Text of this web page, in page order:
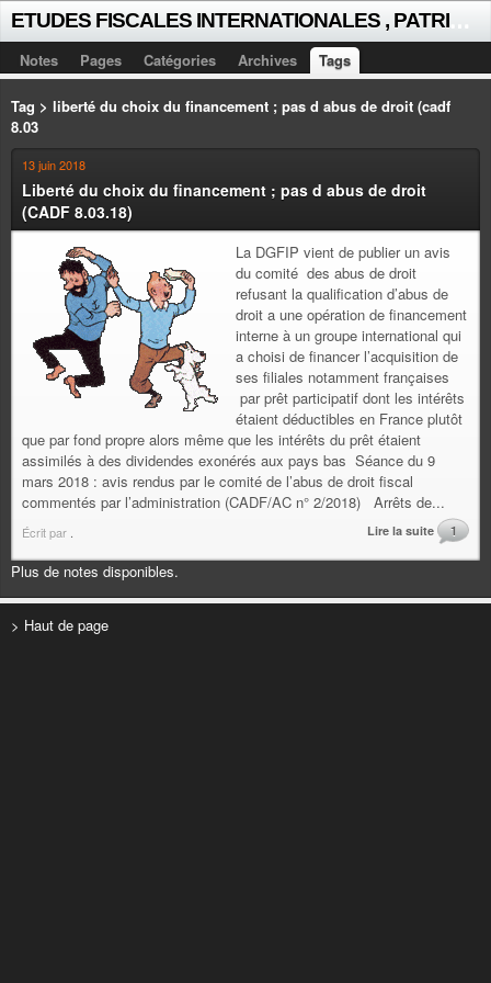
Notes Pages Catégories Archives Tags
Tag > liberté du choix du financement ; pas d abus de droit (cadf
8.03
13 juin 2018
Liberté du choix du financement ; pas d abus de droit
(CADF 8.03.18)
La DGFIP vient de publier un avis
du comité des abus de droit
refusant la qualification d’abus de
droit a une opération de financement
interne à un groupe international qui
a choisi de financer l’acquisition de
ses filiales notamment françaises
par prêt participatif dont les intérêts
étaient déductibles en France plutôt
que par fond propre alors même que les intérêts du prêt étaient
assimilés à des dividendes exonérés aux pays bas Séance du 9
mars 2018 : avis rendus par le comité de l’abus de droit fiscal
commentés par l’administration (CADF/AC n° 2/2018) Arrêts de...
Écrit par Lire la suite 1
Plus de notes disponibles.
> Haut de page